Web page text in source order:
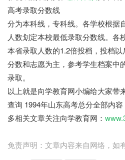
高考录取分数线
分为本科线，专科线。各学校根据
人数划定本校最低录取分数线。各
本省录取人数的1.2倍投档，投档
分数和志愿为主，参考学生档案中
录取。
以上就是向学教育网小编给大家带
查询 1994年山东高考总分全部内
多相关文章关注向学教育网：
免责声明：文章内容来自网络，如